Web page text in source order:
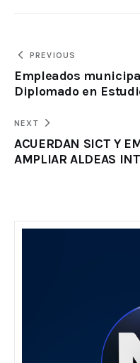
PREVIOUS
Empleados
Diplomado en
NEXT
ACUERDAN SICT Y
AMPLIAR ALDEAS